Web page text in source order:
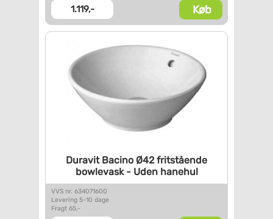
1.119,- Køb
Duravit Bacino Ø42 fritstående
bowlevask - Uden hanehul
VVS nr. 634071600
Levering 5-10 dage
Fragt 65,-